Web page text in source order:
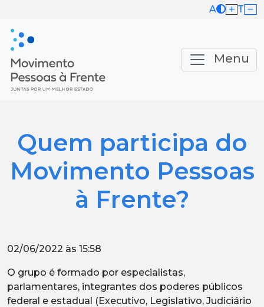
A T
Menu
Quem participa do
Movimento Pessoas
à Frente?
02/06/2022 às 15:58
O grupo é formado por especialistas,
parlamentares, integrantes dos poderes públicos
federal e estadual (Executivo, Legislativo, Judiciário